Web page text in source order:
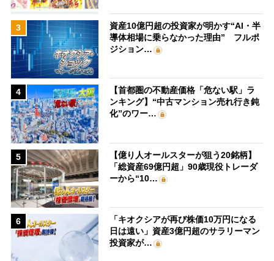
3
資産10億円超の投資家が明かす“AI・半
導体相場に乗らなかった理由” フルポ
ジション…
4
【首都圏の不動産価格「危ない駅」ラ
ンキング】“中古マンション売れ行き鈍
化”のワー…
5
【億り人オールスターが狙う20銘柄】
「総資産69億円超」90歳現役トレーダ
ーから“10…
6
「キオクシアが再び株価10万円になる
日は遠い」資産3億円超のサラリーマン
投資家が…